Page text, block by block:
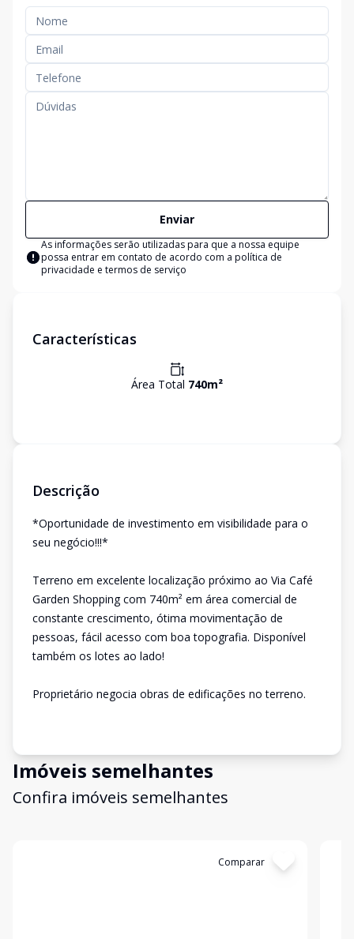
Enviar
As informações serão utilizadas para que a nossa equipe
possa entrar em contato de acordo com a política de
privacidade e termos de serviço
Características
Área Total 740m²
Descrição
*Oportunidade de investimento em visibilidade para o
seu negócio!!!*
Terreno em excelente localização próximo ao Via Café
Garden Shopping com 740m² em área comercial de
constante crescimento, ótima movimentação de
pessoas, fácil acesso com boa topografia. Disponível
também os lotes ao lado!
Proprietário negocia obras de edificações no terreno.
Imóveis semelhantes
Confira imóveis semelhantes
Comparar